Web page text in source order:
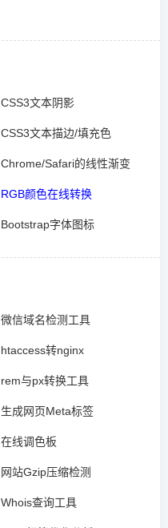
CSS3文本阴影
CSS3文本描边/填充色
Chrome/Safari的线性渐变
RGB颜色在线转换
Bootstrap字体图标
微信域名检测工具
htaccess转nginx
rem与px转换工具
生成网页Meta标签
在线调色板
网站Gzip压缩检测
Whois查询工具